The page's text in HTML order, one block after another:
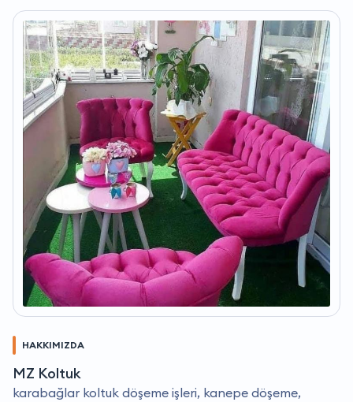
HAKKIMIZDA
MZ Koltuk
karabağlar koltuk döşeme işleri, kanepe döşeme,